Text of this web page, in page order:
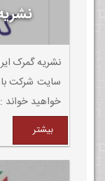
سایت شرکت
خواهید خواند
در گمرکات
کشورهای
بیشتر